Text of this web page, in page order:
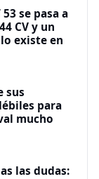
53 se pasa a
CV y un
existe en
sus
para
mucho
las dudas: